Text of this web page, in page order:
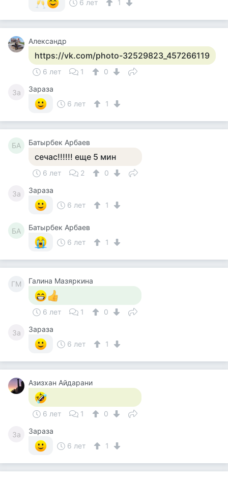
6 лет
1
Александр
https://vk.com/photo-32529823_457266119
6 лет 1 0
За
Зараза
6 лет
1
БА Батырбек Арбаев
сечас!!!!!! еще 5 мин
6 лет 2 0
За
Зараза
6 лет
1
БА
Батырбек Арбаев
6 лет
1
ГМ Галина Мазяркина
6 лет 1 0
За
Зараза
6 лет
1
Азизхан Айдарани
6 лет 1 0
За
Зараза
6 лет
1